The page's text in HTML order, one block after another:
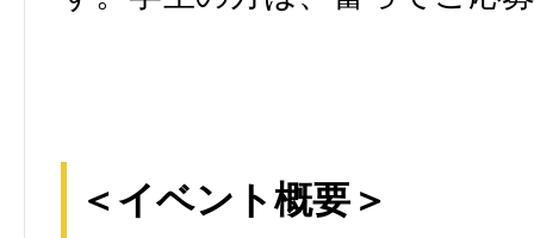
＜イベント概要＞